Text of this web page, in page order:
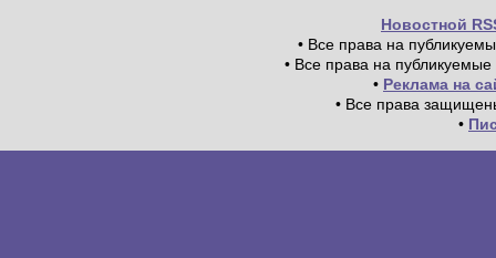
Новостной
• Все права на
• Все права на
• Реклама на
• Все права
•